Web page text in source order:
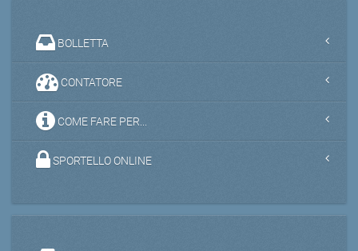
BOLLETTA
CONTATORE
COME FARE PER...
SPORTELLO ONLINE